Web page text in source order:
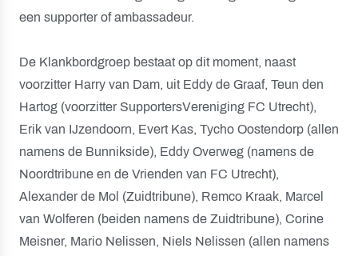
een supporter of ambassadeur.
De Klankbordgroep bestaat op dit moment, naast
voorzitter Harry van Dam, uit Eddy de Graaf, Teun den
Hartog (voorzitter SupportersVereniging FC Utrecht),
Erik van IJzendoorn, Evert Kas, Tycho Oostendorp (allen
namens de Bunnikside), Eddy Overweg (namens de
Noordtribune en de Vrienden van FC Utrecht),
Alexander de Mol (Zuidtribune), Remco Kraak, Marcel
van Wolferen (beiden namens de Zuidtribune), Corine
Meisner, Mario Nelissen, Niels Nelissen (allen namens